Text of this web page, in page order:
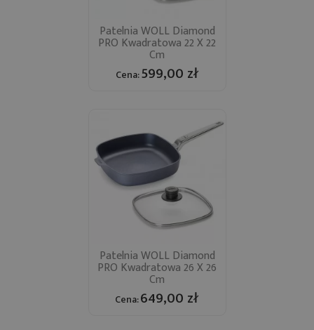
Patelnia WOLL Diamond
PRO Kwadratowa 22 X 22
Cm
Cena:599,00 zł
Patelnia WOLL Diamond
PRO Kwadratowa 26 X 26
Cm
Cena:649,00 zł